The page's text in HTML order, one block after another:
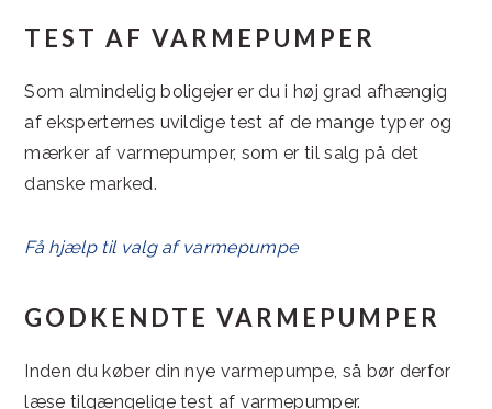
TEST AF VARMEPUMPER
Som almindelig boligejer er du i høj grad afhængig
af eksperternes uvildige test af de mange typer og
mærker af varmepumper, som er til salg på det
danske marked.
Få hjælp til valg af varmepumpe
GODKENDTE VARMEPUMPER
Inden du køber din nye varmepumpe, så bør derfor
læse tilgængelige test af varmepumper.